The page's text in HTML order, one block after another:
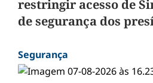
restringir acesso de
de segurança dos
Segurança